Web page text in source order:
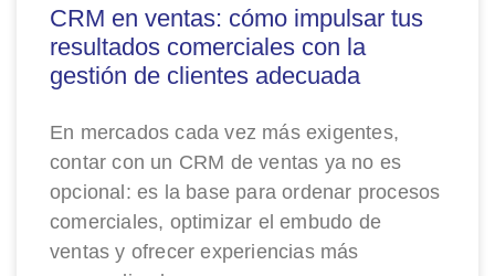
CRM en ventas: cómo impulsar tus
resultados comerciales con la
gestión de clientes adecuada
En mercados cada vez más exigentes,
contar con un CRM de ventas ya no es
opcional: es la base para ordenar procesos
comerciales, optimizar el embudo de
ventas y ofrecer experiencias más